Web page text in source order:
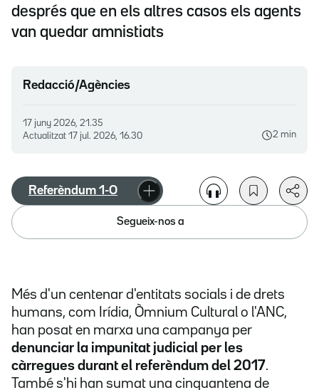
després que en els altres casos els agents
van quedar amnistiats
Redacció/Agències
17 juny 2026, 21.35
Actualitzat 17 jul. 2026, 16.30 2 min
Referèndum 1-O
Segueix-nos a
Més d'un centenar d'entitats socials i de drets
humans, com Irídia, Òmnium Cultural o l'ANC,
han posat en marxa una campanya per
denunciar la impunitat judicial per les
càrregues durant el referèndum del 2017.
També s'hi han sumat una cinquantena de